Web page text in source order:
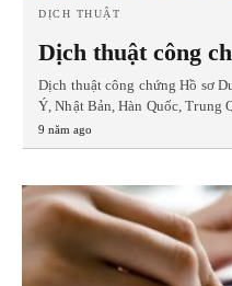
DỊCH THUẬT
Dịch thuật công
Dịch thuật công chứng Hồ sơ
Ý, Nhật Bản, Hàn Quốc, Trung
9 năm ago